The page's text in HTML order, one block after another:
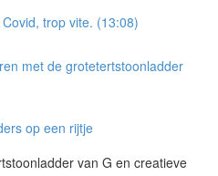
trop vite. (13:08)
met de grotetertstoonladder
op een rijtje
van G en creatieve